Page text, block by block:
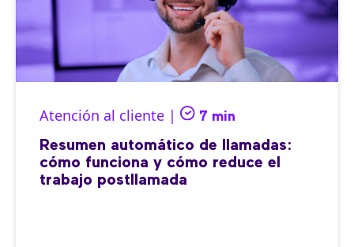
Atención al cliente | 7 min
Resumen automático de llamadas:
cómo funciona y cómo reduce el
trabajo postllamada